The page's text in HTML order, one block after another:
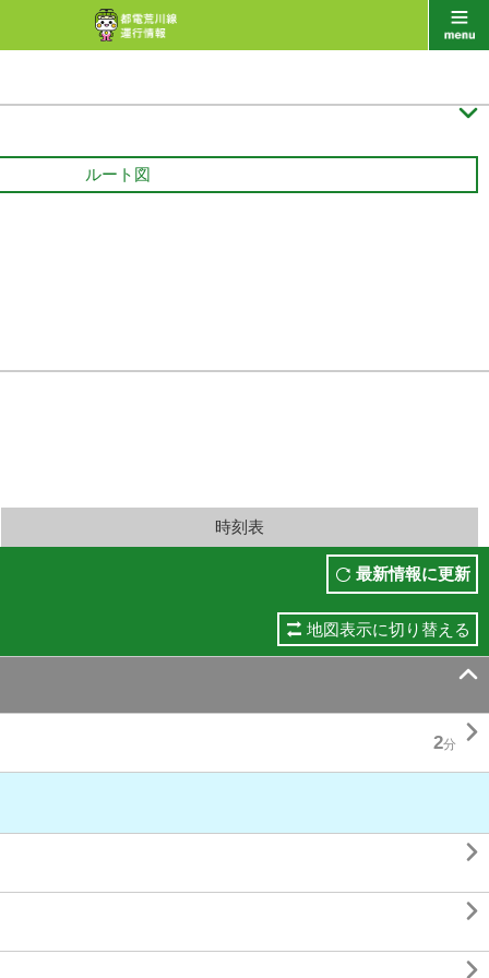

ルート図
時刻表
最新情報に更新
地図表示に切り替える

2分 

